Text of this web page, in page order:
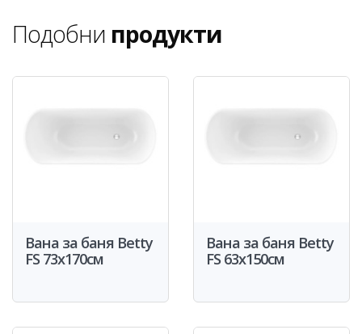
Подобни продукти
Вана за баня Betty
FS 73x170см
Вана за баня Betty
FS 63x150см